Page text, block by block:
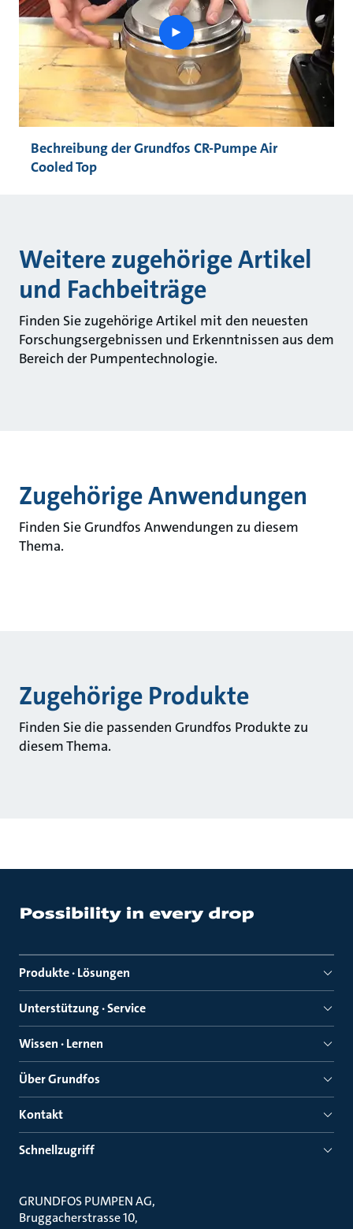
play
button
Bechreibung der Grundfos CR-Pumpe Air
Cooled Top
Weitere zugehörige Artikel
und Fachbeiträge
Finden Sie zugehörige Artikel mit den neuesten
Forschungsergebnissen und Erkenntnissen aus dem
Bereich der Pumpentechnologie.
Zugehörige Anwendungen
Finden Sie Grundfos Anwendungen zu diesem
Thema.
Zugehörige Produkte
Finden Sie die passenden Grundfos Produkte zu
diesem Thema.
Produkte · Lösungen
Unterstützung · Service
Wissen · Lernen
Über Grundfos
Kontakt
Schnellzugriff
GRUNDFOS PUMPEN AG
Bruggacherstrasse 10